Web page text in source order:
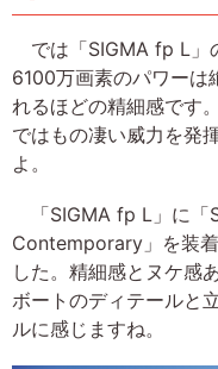
では「SIGMA fp L」
6100万画素のパワーは
れるほどの精細感です
ではもの凄い威力を発
よ。
「SIGMA fp L」に「
Contemporary」を装
した。精細感とヌケ感
ボートのディテールと
ルに感じますね。